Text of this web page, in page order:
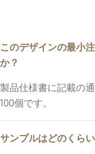
このデザインの最小
か？
製品仕様書に記載の
100個です。
サンプルはどのくら